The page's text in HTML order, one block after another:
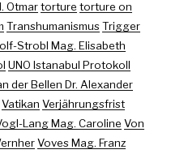
Otmartorture torture on
TranshumanismusTrigger
Strobl Mag. Elisabeth
UNO Istanabul Protokoll
der Bellen Dr. Alexander
Vatikan Verjährungsfrist
Lang Mag. Caroline Von
Voves Mag. Franz